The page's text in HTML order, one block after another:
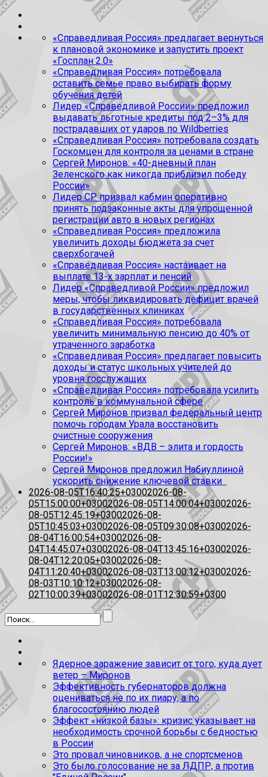
«Справедливая Россия» предлагает вернуться
к плановой экономике и запустить проект
«Госплан 2.0»
«Справедливая Россия» потребовала
оставить семье право выбирать форму
обучения детей
Лидер «Справедливой России» предложил
выдавать льготные кредиты под 2–3% для
пострадавших от ударов по Wildberries
«Справедливая Россия» потребовала создать
Госкомцен для контроля за ценами в стране
Сергей Миронов: «40-дневный план
Зеленского как никогда приблизил победу
России»
Лидер СР призвал кабмин оперативно
принять подзаконные акты для упрощенной
регистрации авто в новых регионах
«Справедливая Россия» предложила
увеличить доходы бюджета за счет
сверхбогачей
«Справедливая Россия» настаивает на
выплате 13-х зарплат и пенсий
Лидер «Справедливой России» предложил
меры, чтобы ликвидировать дефицит врачей
в государственных клиниках
«Справедливая Россия» потребовала
увеличить минимальную пенсию до 40% от
утраченного заработка
«Справедливая Россия» предлагает повысить
доходы и статус школьных учителей до
уровня госслужащих
«Справедливая Россия» потребовала усилить
контроль в коммунальной сфере
Сергей Миронов призвал федеральный центр
помочь городам Урала восстановить
очистные сооружения
Сергей Миронов: «ВДВ – элита и гордость
России!»
Сергей Миронов предложил Набиуллиной
ускорить снижение ключевой ставки
2026-08-05T16:40:25+03002026-08-
05T15:00:00+03002026-08-05T14:00:04+03002026-
08-05T12:45:19+03002026-08-
05T10:45:03+03002026-08-05T09:30:08+03002026-
08-04T16:00:54+03002026-08-
04T14:45:07+03002026-08-04T13:45:16+03002026-
08-04T12:20:05+03002026-08-
04T11:20:40+03002026-08-03T13:00:12+03002026-
08-03T10:10:12+03002026-08-
02T10:00:39+03002026-08-01T12:30:59+0300
Ядерное заражение зависит от того, куда дует
ветер – Миронов
Эффективность губернаторов должна
оцениваться не по их пиару, а по
благосостоянию людей
Эффект «низкой базы»: кризис указывает на
необходимость срочной борьбы с бедностью
в России
Это провал чиновников, а не спортсменов
Это было голосование не за ЛДПР, а против